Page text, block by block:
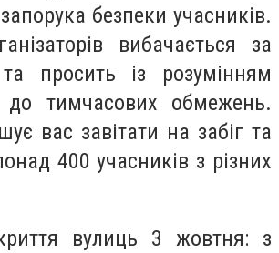
безпеки учасників.
вибачається за
та просить із розумінням
до тимчасових обмежень.
вас завітати на забіг та
400 учасників з різних
вулиць 3 жовтня: з